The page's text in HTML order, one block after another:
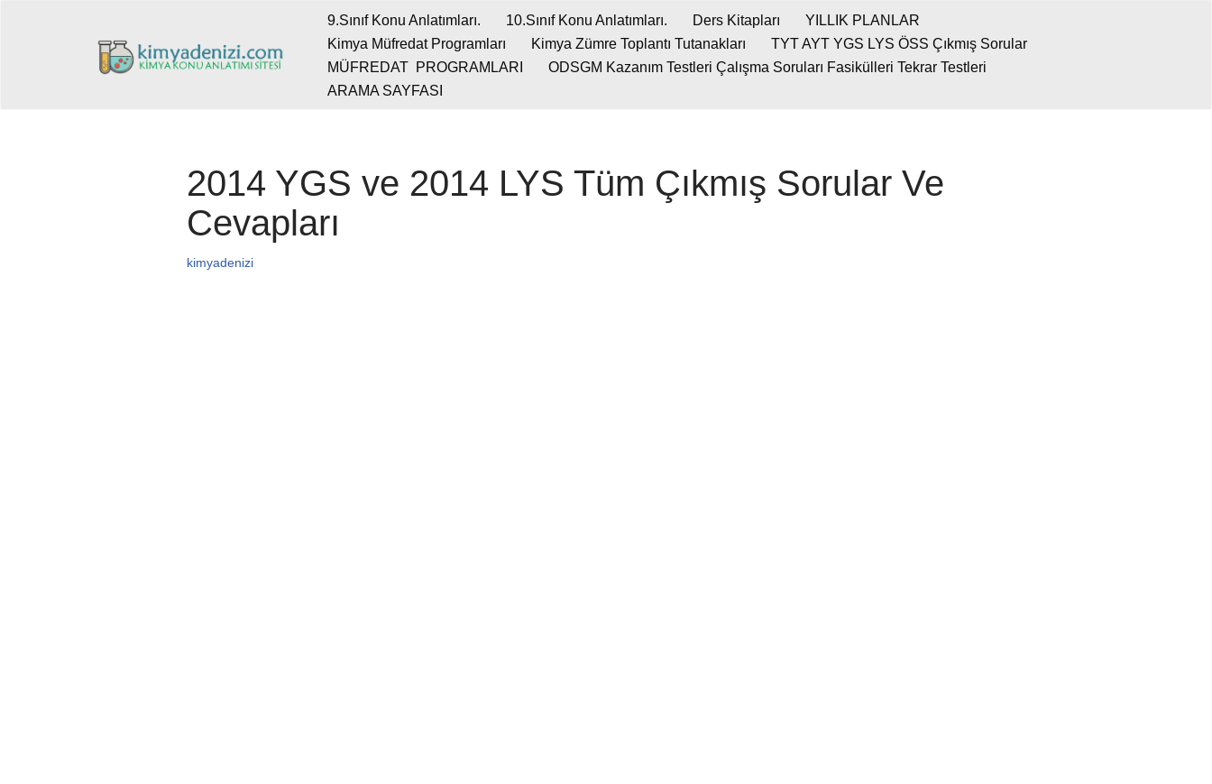
9.Sınıf Konu Anlatımları. 10.Sınıf Konu Anlatımları. Ders Kitapları
YILLIK PLANLAR
Kimya Müfredat Programları
Kimya Zümre Toplantı Tutanakları
TYT AYT YGS LYS ÖSS Çıkmış Sorular
MÜFREDAT PROGRAMLARI
ODSGM Kazanım Testleri Çalışma Soruları Fasikülleri Tekrar Testleri
ARAMA SAYFASI
2014 YGS ve 2014 LYS Tüm Çıkmış Sorular Ve
Cevapları
kimyadenizi